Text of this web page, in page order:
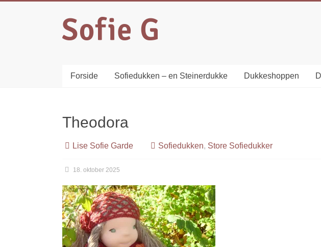
Forside Sofiedukken – en Steinerdukke Dukkeshoppen
Theodora
Lise Sofie Garde Sofiedukken, Store Sofiedukker
18. oktober 2025